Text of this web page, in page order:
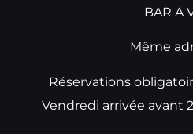
BAR A
Même
Réservations
Vendredi arrivée avant